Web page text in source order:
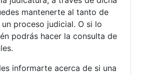
mantenerte al tanto de
proceso judicial. O si lo
podrás hacer la consulta de
informarte acerca de si una